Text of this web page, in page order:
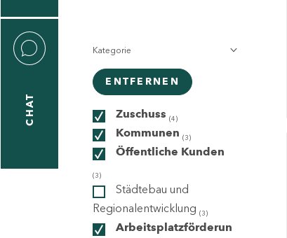
CHAT
Kategorie
ENTFERNEN
Zuschuss (4)
Kommunen (3)
Öffentliche Kunden
(3)
Städtebau und
Regionalentwicklung (3)
Arbeitsplatzförderun